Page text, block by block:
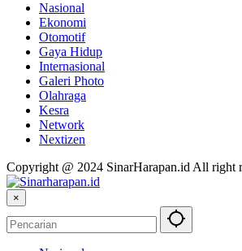
Nasional
Ekonomi
Otomotif
Gaya Hidup
Internasional
Galeri Photo
Olahraga
Kesra
Network
Nextizen
Copyright @ 2024 SinarHarapan.id All right
×